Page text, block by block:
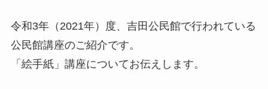
令和3年（2021年）度、吉田公民館で行われている
公民館講座のご紹介です。
「絵手紙」講座についてお伝えします。